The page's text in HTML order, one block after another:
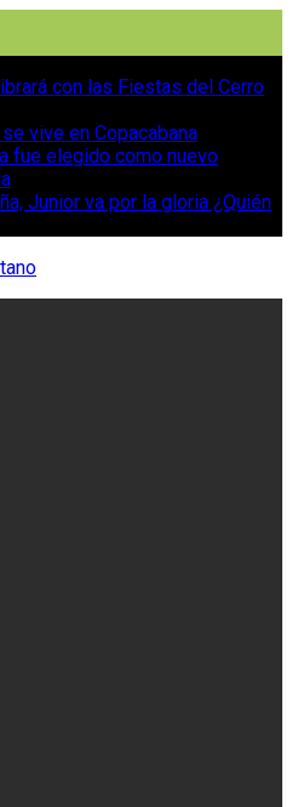
con las Fiestas del Cerro
vive en Copacabana
fue elegido como nuevo
Junior va por la gloria ¿Quién